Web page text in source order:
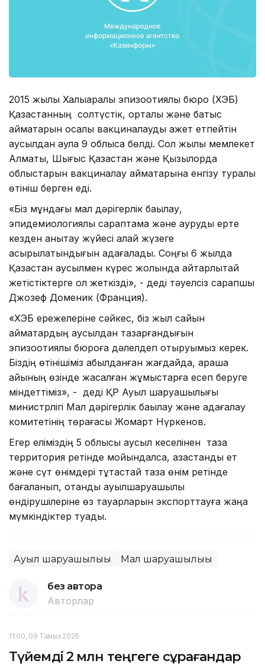
2015 жылы Халықаралық эпизоотиялық бюро (ХЭБ)
Қазақстанның солтүстік, орталық және батыс
аймақтарын қосалқы вакциналауды қажет етпейтін
аусылдан аулақ 9 облысқа бөлді. Сол жылы мемлекет
Алматы, Шығыс Қазақстан және Қызылорда
облыстарын вакциналау аймақтарына енгізу туралы
өтініш берген еді.
«Біз мұндағы мал дәрігерлік бақылау,
эпидемиологиялық сараптама және ауруды ерте
кезден анықтау жүйесі қалай жүзеге
асырылатындығын қадағаладық. Соңғы 6 жылда
Қазақстан аусылмен күрес жолында айтарлықтай
жетістіктерге қол жеткізді», - деді тәуелсіз сарапшы
Джозеф Доменик (Франция).
«ХЭБ ережелеріне сәйкес, біз жыл сайын
аймақтардың аусылдан тазарғандығын
эпизоотиялық бюроға дәлелдеп отыруымыз керек.
Біздің өтінішіміз қабылданған жағдайда, қараша
айының өзінде жасалған жұмыстарға есеп беруге
міндеттіміз», - деді ҚР Ауыл шаруашылығы
министрлігі Мал дәрігерлік бақылау және қадағалау
комитетінің төрағасы Жомарт Нүркенов.
Егер еліміздің 5 облысы аусыл кеселінен таза
территория ретінде мойындалса, қазақстандық ет
және сүт өнімдері тұтастай таза өнім ретінде
бағаланып, отандық ауылшаруашылық
өндірушілеріне өз тауарларын экспорттауға жаңа
мүмкіндіктер туады.
Ауыл шаруашылығы Мал шаруашылығы
без автора
Авторлар
11:00, 09 Тамыз 2026
Түйемді 2 млн теңгеге сұрағандар